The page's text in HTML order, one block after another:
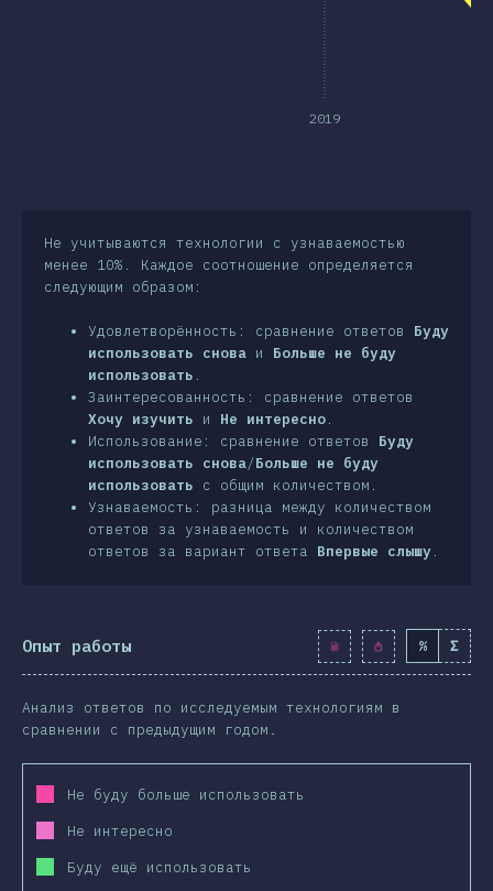
2019
Не учитываются технологии с узнаваемостью
менее 10%. Каждое соотношение определяется
следующим образом:
Удовлетворённость: сравнение ответов Буду
использовать снова и Больше не буду
использовать .
Заинтересованность: сравнение ответов
Хочу изучить и Не интересно.
Использование: сравнение ответов Буду
использовать снова/Больше не буду
использовать с общим количеством.
Узнаваемость: разница между количеством
ответов за узнаваемость и количеством
ответов за вариант ответа Впервые слышу.
Опыт работы % Σ
Анализ ответов по исследуемым технологиям в
сравнении с предыдущим годом.
Не буду больше использовать
Не интересно
Буду ещё использовать